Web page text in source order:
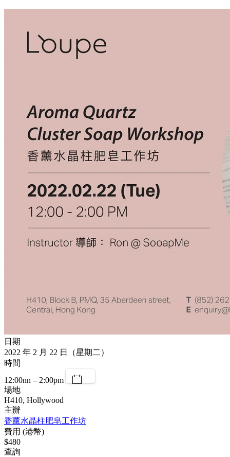
日期
2022 年 2 月 22 日（星期二）
時間
12:00nn – 2:00pm
場地
H410, Hollywood
主辦
香薰水晶柱肥皂工作坊
費用 (港幣)
$480
查詢